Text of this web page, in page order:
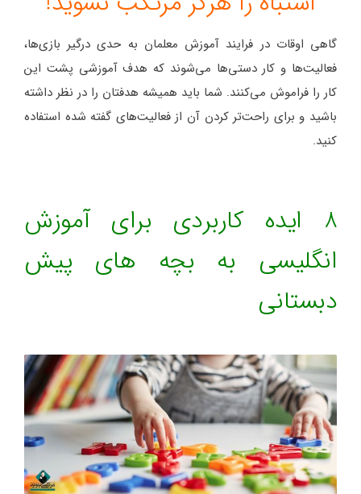
گاهی اوقات در فرایند آموزش معلمان به حدی درگیر بازی‌ها،
فعالیت‌ها و کار دستی‌ها می‌شوند که هدف آموزشی پشت این
کار را فراموش می‌کنند. شما باید همیشه هدفتان را در نظر داشته
باشید و برای راحت‌تر کردن آن از فعالیت‌های گفته شده استفاده
کنید.
8 ایده کاربردی برای آموزش
انگلیسی به بچه های پیش
دبستانی